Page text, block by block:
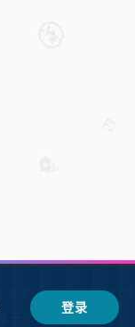
鲁ICP备2021002287
Z-BlogPHP 搭建
登录